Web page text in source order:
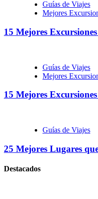
Guías de Viajes
Mejores
15 Mejores
Guías de Viajes
Mejores
15 Mejores
Guías de Viajes
25 Mejores Lugares
Destacados